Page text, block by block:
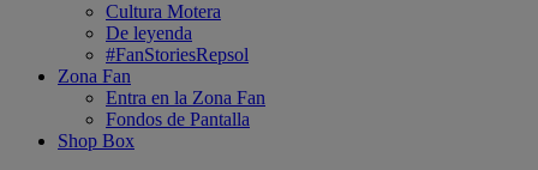
Cultura Motera
De leyenda
#FanStoriesRepsol
Zona Fan
Entra en la Zona Fan
Fondos de Pantalla
Shop Box